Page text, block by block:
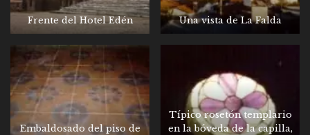
Frente del Hotel Edén Una vista de La Falda
Embaldosado del piso de
Típico rosetón templario
en la bóveda de la capilla,